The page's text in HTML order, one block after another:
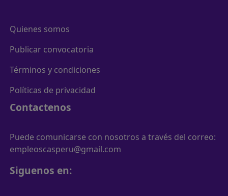
Quienes somos
Publicar convocatoria
Términos y condiciones
Políticas de privacidad
Contactenos
Puede comunicarse con nosotros a través del correo:
empleoscasperu@gmail.com
Siguenos en: